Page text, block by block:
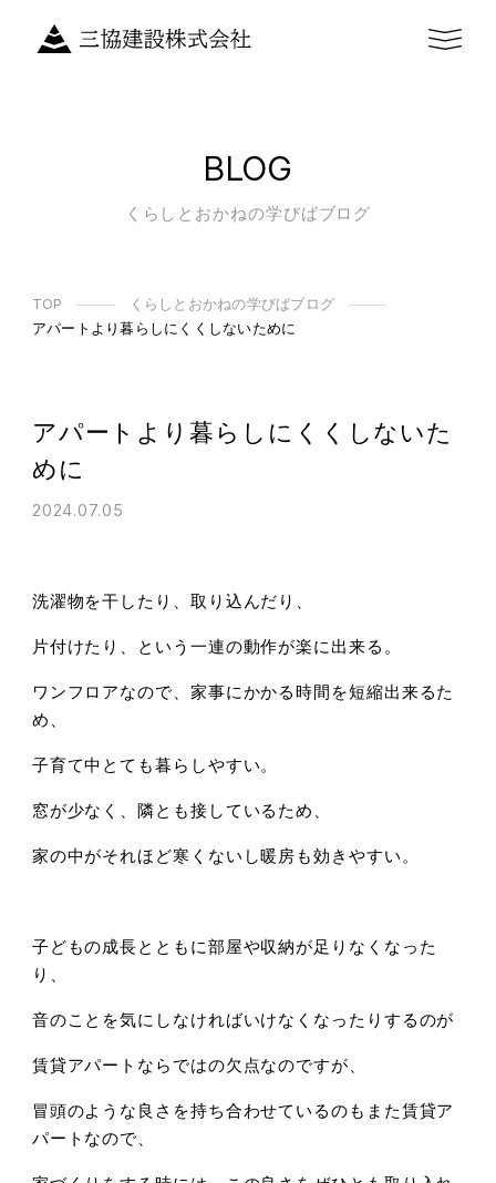
BLOG
くらしとおかねの学びばブログ
TOP
くらしとおかねの学びばブログ
アパートより暮らしにくくしないために
アパートより暮らしにくくしないた
めに
2024.07.05
洗濯物を干したり、取り込んだり、
片付けたり、という一連の動作が楽に出来る。
ワンフロアなので、家事にかかる時間を短縮出来るた
め、
子育て中とても暮らしやすい。
窓が少なく、隣とも接しているため、
家の中がそれほど寒くないし暖房も効きやすい。
子どもの成長とともに部屋や収納が足りなくなった
り、
音のことを気にしなければいけなくなったりするのが
賃貸アパートならではの欠点なのですが、
冒頭のような良さを持ち合わせているのもまた賃貸ア
パートなので、